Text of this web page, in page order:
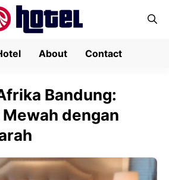
About Contact
Bandung:
dengan